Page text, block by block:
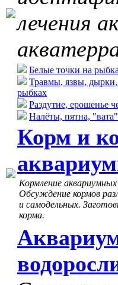
лечения
Белые точки на
Травмы, язвы,
рыбках
Раздутие, ерошенье
Налёты, пятна,
Корм и
Кормление
Обсуждение кормов
и самодельных.
корма.